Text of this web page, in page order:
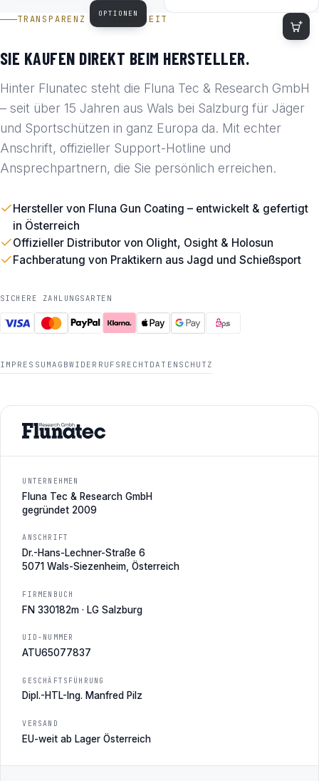
OPTIONEN
TRANSPARENZ & SICHERHEIT
SIE KAUFEN DIREKT BEIM HERSTELLER.
Hinter Flunatec steht die Fluna Tec & Research GmbH
– seit über 15 Jahren aus Wals bei Salzburg für Jäger
und Sportschützen in ganz Europa da. Mit echter
Anschrift, offizieller Support-Hotline und
Ansprechpartnern, die Sie persönlich erreichen.
Hersteller von Fluna Gun Coating – entwickelt & gefertigt
in Österreich
Offizieller Distributor von Olight, Osight & Holosun
Fachberatung von Praktikern aus Jagd und Schießsport
SICHERE ZAHLUNGSARTEN
IMPRESSUM AGBWIDERRUFSRECHT DATENSCHUTZ
UNTERNEHMEN
Fluna Tec & Research GmbH
gegründet 2009
ANSCHRIFT
Dr.-Hans-Lechner-Straße 6
5071 Wals-Siezenheim, Österreich
FIRMENBUCH
FN 330182m · LG Salzburg
UID-NUMMER
ATU65077837
GESCHÄFTSFÜHRUNG
Dipl.-HTL-Ing. Manfred Pilz
VERSAND
EU-weit ab Lager Österreich